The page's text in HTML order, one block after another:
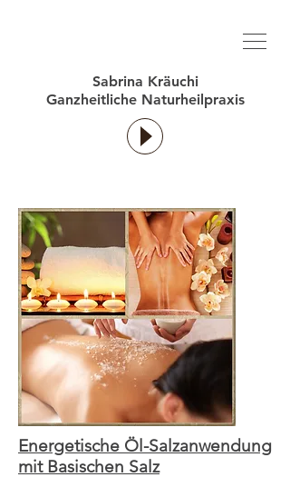
Sabrina Kräuchi
Ganzheitliche Naturheilpraxis
Energetische Öl-Salzanwendung
mit Basischen Salz